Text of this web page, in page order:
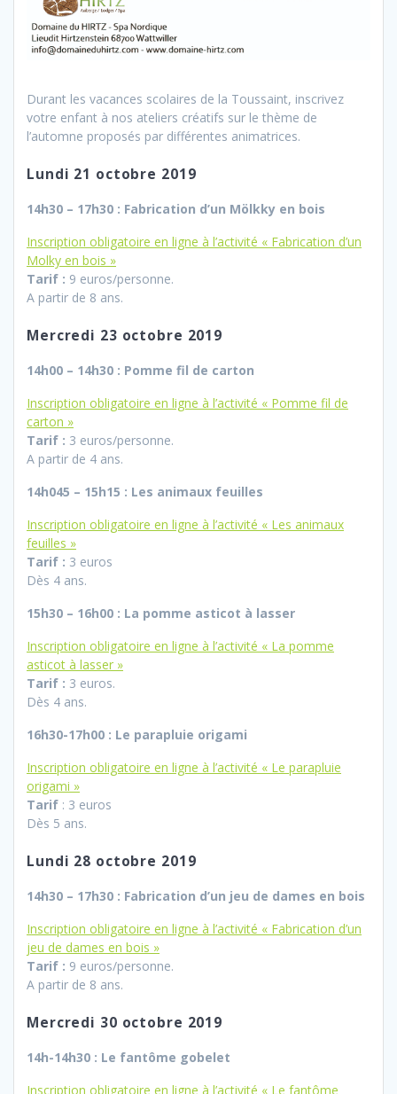
Durant les vacances scolaires de la Toussaint, inscrivez
votre enfant à nos ateliers créatifs sur le thème de
l’automne proposés par différentes animatrices.
Lundi 21 octobre 2019
14h30 – 17h30 : Fabrication d’un Mölkky en bois
Inscription obligatoire en ligne à l’activité « Fabrication d’un
Molky en bois »
Tarif : 9 euros/personne.
A partir de 8 ans.
Mercredi 23 octobre 2019
14h00 – 14h30 : Pomme fil de carton
Inscription obligatoire en ligne à l’activité « Pomme fil de
carton »
Tarif : 3 euros/personne.
A partir de 4 ans.
14h045 – 15h15 : Les animaux feuilles
Inscription obligatoire en ligne à l’activité « Les animaux
feuilles »
Tarif : 3 euros
Dès 4 ans.
15h30 – 16h00 : La pomme asticot à lasser
Inscription obligatoire en ligne à l’activité « La pomme
asticot à lasser »
Tarif : 3 euros.
Dès 4 ans.
16h30-17h00 : Le parapluie origami
Inscription obligatoire en ligne à l’activité « Le parapluie
origami »
Tarif : 3 euros
Dès 5 ans.
Lundi 28 octobre 2019
14h30 – 17h30 : Fabrication d’un jeu de dames en bois
Inscription obligatoire en ligne à l’activité « Fabrication d’un
jeu de dames en bois »
Tarif : 9 euros/personne.
A partir de 8 ans.
Mercredi 30 octobre 2019
14h-14h30 : Le fantôme gobelet
Inscription obligatoire en ligne à l’activité « Le fantôme